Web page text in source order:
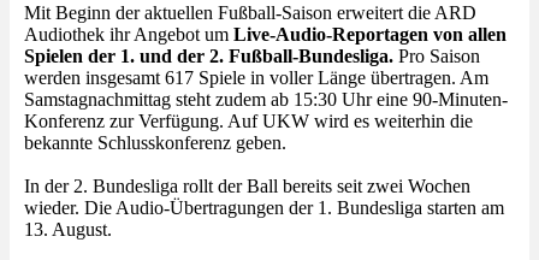
Mit Beginn der aktuellen Fußball-Saison erweitert die ARD
Audiothek ihr Angebot um Live-Audio-Reportagen von allen
Spielen der 1. und der 2. Fußball-Bundesliga. Pro Saison
werden insgesamt 617 Spiele in voller Länge übertragen. Am
Samstagnachmittag steht zudem ab 15:30 Uhr eine 90-Minuten-
Konferenz zur Verfügung. Auf UKW wird es weiterhin die
bekannte Schlusskonferenz geben.
In der 2. Bundesliga rollt der Ball bereits seit zwei Wochen
wieder. Die Audio-Übertragungen der 1. Bundesliga starten am
13. August.